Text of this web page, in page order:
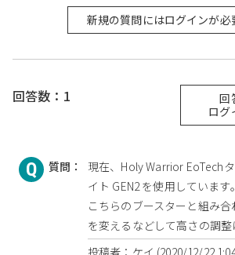
新規の質問にはログインが必
回答数：1
回
ログ
質問：
現在、Holy Warrior EoTech
イト GEN2 を使用しています。
こちらのブースターと組み
を変えるなどして高さの調
投稿者：ケイ (2020/12/22